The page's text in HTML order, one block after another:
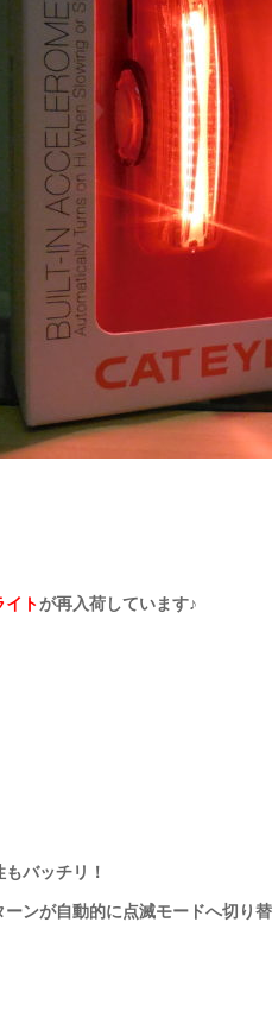
イトが再入荷しています♪
バッチリ！
ンが自動的に点滅モードへ切り